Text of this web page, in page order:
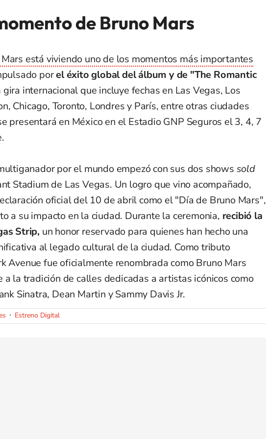
de Bruno Mars
está viviendo uno de los momentos más importantes
porel éxito global del álbum y de "The Romantic
gira internacional que incluye fechas en Las Vegas, Los
Chicago, Toronto, Londres y París, entre otras ciudades
presentará en México en el Estadio GNP Seguros el 3, 4, 7
por el mundo empezó con sus dos shows sold
Stadium de Las Vegas. Un logro que vino acompañado,
oficial del 10 de abril como el "Día de Bruno Mars",
a su impacto en la ciudad. Durante la ceremonia, recibió la
Strip, un honor reservado para quienes han hecho una
al legado cultural de la ciudad. Como tributo
Avenue fue oficialmente renombrada como Bruno Mars
a la tradición de calles dedicadas a artistas icónicos como
Sinatra, Dean Martin y Sammy Davis Jr.
Estreno Digital